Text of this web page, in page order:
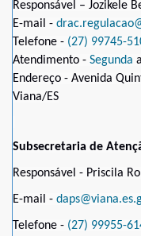
Responsável – Jozikele
E-mail -
Telefone - (27) 99745-
Atendimento - Segunda a
Endereço - Avenida
Viana/ES
Subsecretaria de
Responsável - Priscila
E-mail -
Telefone - (27) 99955-